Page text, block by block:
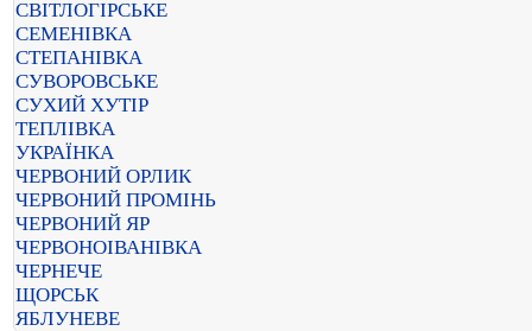
СВІТЛОГІРСЬКЕ
СЕМЕНІВКА
СТЕПАНІВКА
СУВОРОВСЬКЕ
СУХИЙ ХУТІР
ТЕПЛІВКА
УКРАЇНКА
ЧЕРВОНИЙ ОРЛИК
ЧЕРВОНИЙ ПРОМІНЬ
ЧЕРВОНИЙ ЯР
ЧЕРВОНОІВАНІВКА
ЧЕРНЕЧЕ
ЩОРСЬК
ЯБЛУНЕВЕ